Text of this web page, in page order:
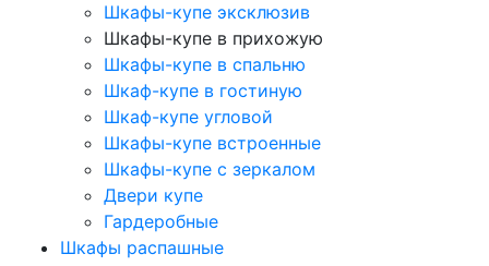
Шкафы-купе эксклюзив
Шкафы-купе в прихожую
Шкафы-купе в спальню
Шкаф-купе в гостиную
Шкаф-купе угловой
Шкафы-купе встроенные
Шкафы-купе с зеркалом
Двери купе
Гардеробные
Шкафы распашные